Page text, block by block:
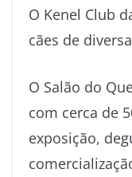
O Kenel Club
cães de
O Salão do
com cerca de
exposição,